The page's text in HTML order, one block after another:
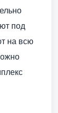
под
на всю